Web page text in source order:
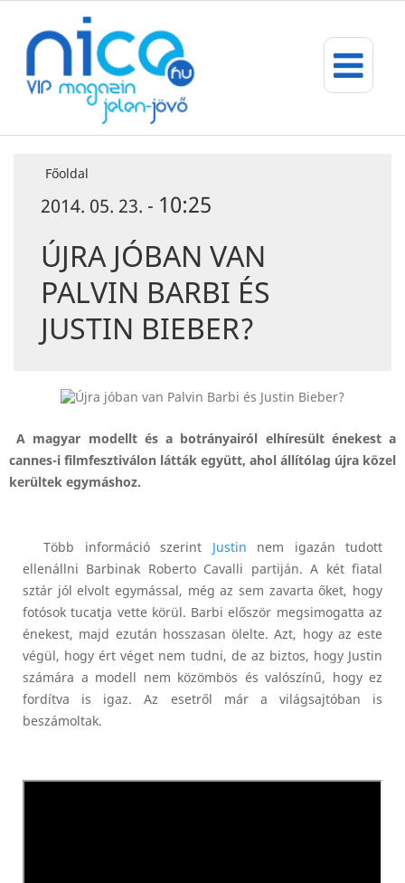
Főoldal
2014. 05. 23. - 10:25
ÚJRA JÓBAN VAN
PALVIN BARBI ÉS
JUSTIN BIEBER?
A magyar modellt és a botrányairól elhíresült énekest a
cannes-i filmfesztiválon látták együtt, ahol állítólag újra közel
kerültek egymáshoz.
Több információ szerintJustin nem igazán tudott
ellenállni Barbinak Roberto Cavalli partiján. A két fiatal
sztár jól elvolt egymással, még az sem zavarta őket, hogy
fotósok tucatja vette körül. Barbi először megsimogatta az
énekest, majd ezután hosszasan ölelte. Azt, hogy az este
végül, hogy ért véget nem tudni, de az biztos, hogy Justin
számára a modell nem közömbös és valószínű, hogy ez
fordítva is igaz. Az esetről már a világsajtóban is
beszámoltak.